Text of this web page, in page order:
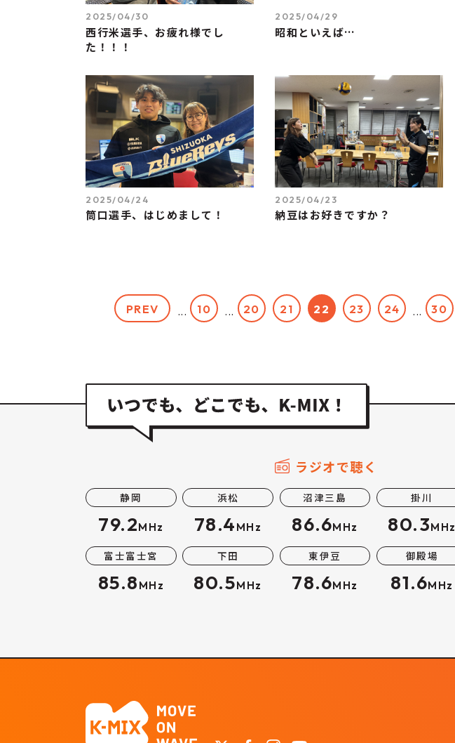
2025/04/30
西行米選手、お疲れ様でし
た！！！
2025/04/29
昭和といえば…
2025/04/24
筒口選手、はじめまして！
2025/04/23
納豆はお好きですか？
PREV ... 10 ... 20 21 22 23 24 ... 30
ラジオで聴く
静岡
79.2MHz
浜松
78.4 MHz
沼津三島
86.6MHz
掛川
80.3MHz
富士富士宮
85.8 MHz
下田
80.5MHz
東伊豆
78.6MHz
御殿場
81.6MHz